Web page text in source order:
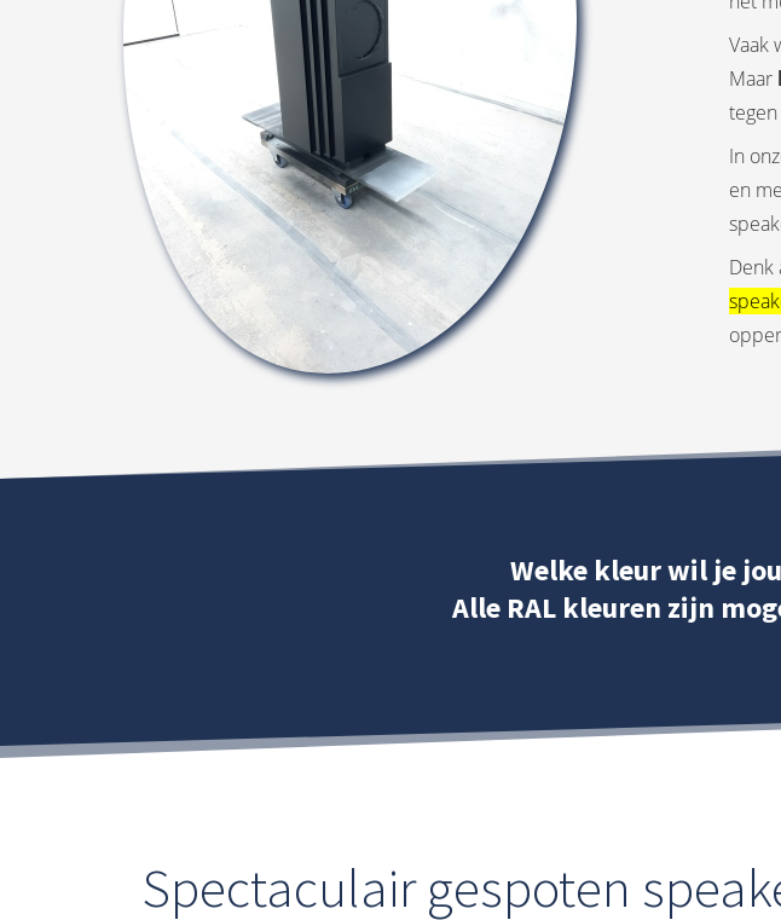
Vaak
Maar
In
en
Denk
Welke kleur wil je
Alle RAL kleuren zijn
Spectaculair gespoten